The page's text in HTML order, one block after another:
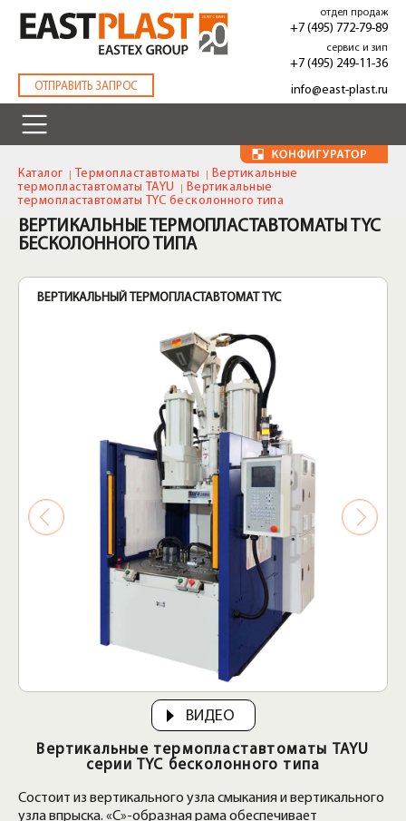
основному
содержанию
ОТПРАВИТЬ ЗАПРОС
отдел продаж
+7 (495) 772-79-89
сервис и зип
+7 (495) 249-11-36
info@east-plast.ru
Каталог Термопластавтоматы
Вертикальные
термопластавтоматы TAYU
Вертикальные
термопластавтоматы TYC бесколонного типа
ВЕРТИКАЛЬНЫЕ ТЕРМОПЛАСТАВТОМАТЫ TYC
БЕСКОЛОННОГО ТИПА
ВЕРТИКАЛЬНЫЙ ТЕРМОПЛАСТАВТОМАТ TYC
ВИДЕО
Вертикальные термопластавтоматы TAYU
серии TYC бесколонного типа
Состоит из вертикального узла смыкания и вертикального
узла впрыска. «С»-образная рама обеспечивает